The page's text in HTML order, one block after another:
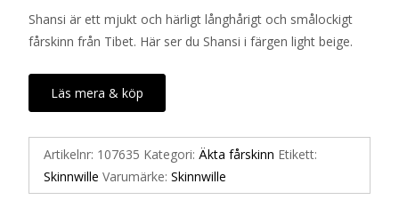
Shansi är ett mjukt och härligt långhårigt och smålockigt
fårskinn från Tibet. Här ser du Shansi i färgen light beige.
Läs mera & köp
Artikelnr: 107635 Kategori: Äkta fårskinn Etikett:
Skinnwille Varumärke: Skinnwille